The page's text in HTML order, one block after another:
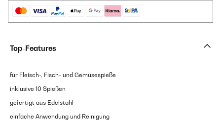
Top-Features
für Fleisch-, Fisch- und Gemüsespieße
inklusive 10 Spießen
gefertigt aus Edelstahl
einfache Anwendung und Reinigung